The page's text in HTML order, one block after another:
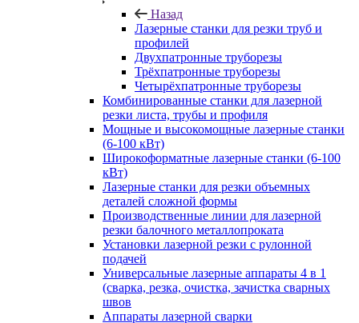
Назад
Лазерные станки для резки труб и
профилей
Двухпатронные труборезы
Трёхпатронные труборезы
Четырёхпатронные труборезы
Комбинированные станки для лазерной
резки листа, трубы и профиля
Мощные и высокомощные лазерные станки
(6-100 кВт)
Широкоформатные лазерные станки (6-100
кВт)
Лазерные станки для резки объемных
деталей сложной формы
Производственные линии для лазерной
резки балочного металлопроката
Установки лазерной резки с рулонной
подачей
Универсальные лазерные аппараты 4 в 1
(сварка, резка, очистка, зачистка сварных
швов
Аппараты лазерной сварки